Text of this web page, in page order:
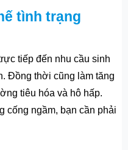
tình trạng
tiếp đến nhu cầu sinh
Đồng thời cũng làm tăng
tiêu hóa và hô hấp.
cống ngầm, bạn cần phải